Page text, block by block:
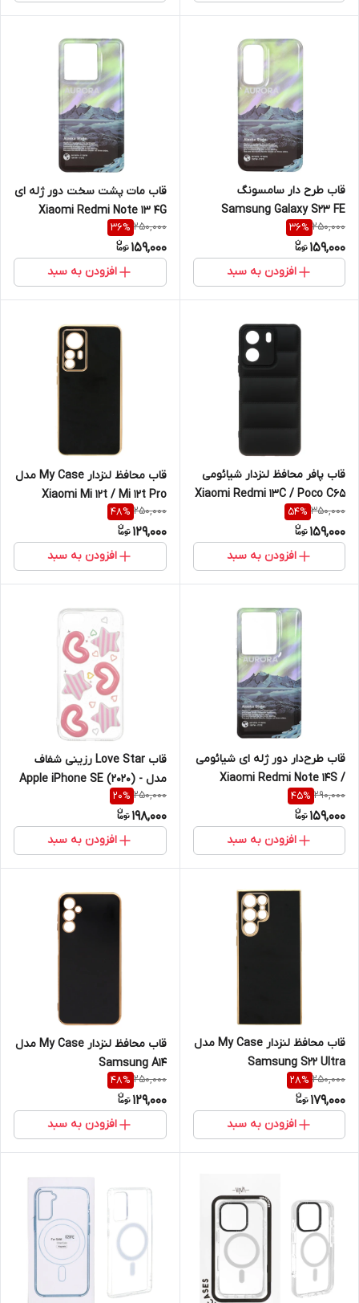
قاب طرح دار سامسونگ
Samsung Galaxy S23 FE
250,000
36%
159,000
افزودن به سبد
قاب مات پشت سخت دور ژله ای
Xiaomi Redmi Note 13 4G
250,000
36%
159,000
افزودن به سبد
قاب پافر محافظ لنزدار شیائومی
Xiaomi Redmi 13C / Poco C65
350,000
54%
159,000
افزودن به سبد
قاب محافظ لنزدار My Case مدل
Xiaomi Mi 12t / Mi 12t Pro
250,000
48%
129,000
افزودن به سبد
قاب طرح‌دار دور ژله ای شیائومی
Xiaomi Redmi Note 14S /
Note 13 Pro 4G / Poco M6 Pro
4G
290,000
45%
159,000
افزودن به سبد
قاب Love Star رزینی شفاف
مدل - Apple iPhone SE (2020)
/ iPhone 7 / iPhone 8
250,000
20%
198,000
افزودن به سبد
قاب محافظ لنزدار My Case مدل
Samsung S22 Ultra
250,000
28%
179,000
افزودن به سبد
قاب محافظ لنزدار My Case مدل
Samsung A14
250,000
48%
129,000
افزودن به سبد